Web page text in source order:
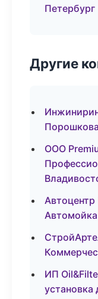
Петербург
Другие
ООО
ИП